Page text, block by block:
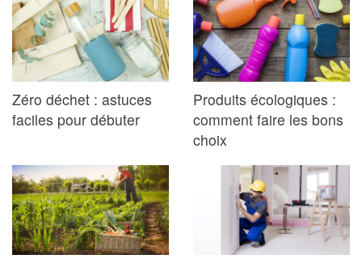
Zéro déchet : astuces
faciles pour débuter
Produits écologiques :
comment faire les bons
choix